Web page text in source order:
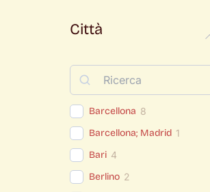
Città
Barcellona 8
Barcellona; Madrid 1
Bari 4
Berlino 2